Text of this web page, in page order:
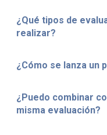
¿Qué tipos de
realizar?
¿Cómo se lanza un
¿Puedo combinar
misma evaluación?